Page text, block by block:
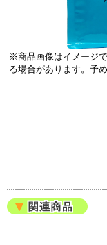
※商品画像はイメージ
る場合があります。予